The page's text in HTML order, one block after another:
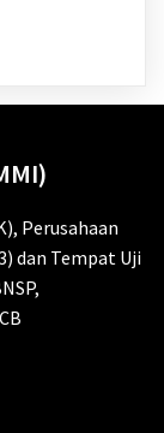
Perusahaan
dan Tempat Uji